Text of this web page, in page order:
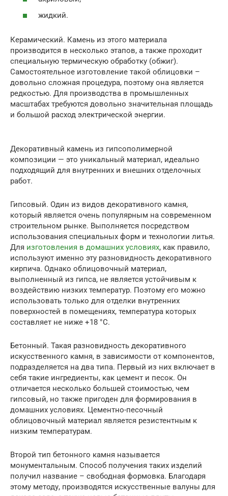
жидкий.
Керамический. Камень из этого материала
производится в несколько этапов, а также проходит
специальную термическую обработку (обжиг).
Самостоятельное изготовление такой облицовки –
довольно сложная процедура, поэтому она является
редкостью. Для производства в промышленных
масштабах требуются довольно значительная площадь
и большой расход электрической энергии.
Декоративный камень из гипсополимерной
композиции — это уникальный материал, идеально
подходящий для внутренних и внешних отделочных
работ.
Гипсовый. Один из видов декоративного камня,
который является очень популярным на современном
строительном рынке. Выполняется посредством
использования специальных форм и технологии литья.
Для изготовления в домашних условиях, как правило,
используют именно эту разновидность декоративного
кирпича. Однако облицовочный материал,
выполненный из гипса, не является устойчивым к
воздействию низких температур. Поэтому его можно
использовать только для отделки внутренних
поверхностей в помещениях, температура которых
составляет не ниже +18 °C.
Бетонный. Такая разновидность декоративного
искусственного камня, в зависимости от компонентов,
подразделяется на два типа. Первый из них включает в
себя такие ингредиенты, как цемент и песок. Он
отличается несколько большей стоимостью, чем
гипсовый, но также пригоден для формирования в
домашних условиях. Цементно-песочный
облицовочный материал является резистентным к
низким температурам.
Второй тип бетонного камня называется
монументальным. Способ получения таких изделий
получил название – свободная формовка. Благодаря
этому методу, производятся искусственные валуны для